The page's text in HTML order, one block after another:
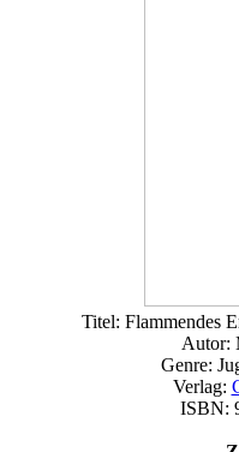
Titel: Flammendes
Autor:
Genre:
Verlag:
ISBN: